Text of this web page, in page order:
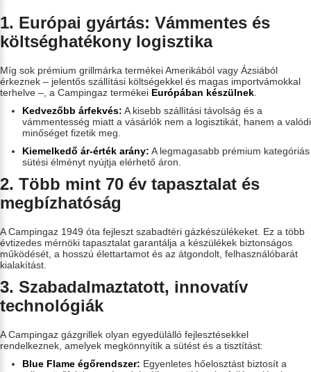
1. Európai gyártás: Vámmentes és
költséghatékony logisztika
Míg sok prémium grillmárka termékei Amerikából vagy Ázsiából
érkeznek – jelentős szállítási költségekkel és magas importvámokkal
terhelve –, a Campingaz termékei Európában készülnek.
Kedvezőbb árfekvés: A kisebb szállítási távolság és a
vámmentesség miatt a vásárlók nem a logisztikát, hanem a valódi
minőséget fizetik meg.
Kiemelkedő ár-érték arány: A legmagasabb prémium kategóriás
sütési élményt nyújtja elérhető áron.
2. Több mint 70 év tapasztalat és
megbízhatóság
A Campingaz 1949 óta fejleszt szabadtéri gázkészülékeket. Ez a több
évtizedes mérnöki tapasztalat garantálja a készülékek biztonságos
működését, a hosszú élettartamot és az átgondolt, felhasználóbarát
kialakítást.
3. Szabadalmaztatott, innovatív
technológiák
A Campingaz gázgrillek olyan egyedülálló fejlesztésekkel
rendelkeznek, amelyek megkönnyítik a sütést és a tisztítást:
Blue Flame égőrendszer: Egyenletes hőelosztást biztosít a